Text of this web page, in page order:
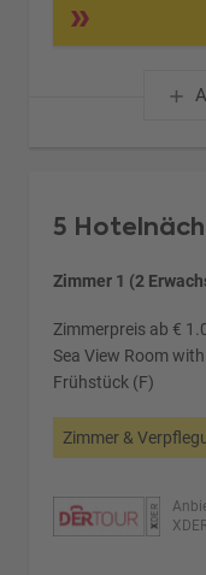
5
Zimmer 1 (2
Zimmerpreis ab €
Sea View Room
Frühstück (F)
Zimmer &